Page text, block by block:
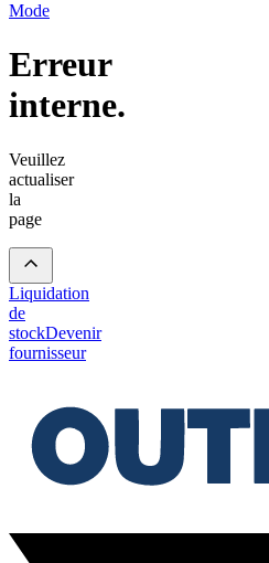
Mode
Erreur
interne.
Veuillez
actualiser
la
page
Liquidation
de
stockDevenir
fournisseur